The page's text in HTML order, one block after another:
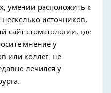
умении расположить к
источников,
сайт стоматологии, где
мнение у
или коллег: не
лечился у